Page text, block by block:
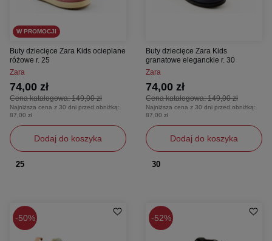
W PROMOCJI
Buty dziecięce Zara Kids ocieplane
różowe r. 25
Zara
Cena katalogowa:149,00 zł
74,00 zł
Najniższa cena z 30 dni przed obniżką:
87,00 zł
Dodaj do koszyka
25
Buty dziecięce Zara Kids
granatowe eleganckie r. 30
Zara
Cena katalogowa:149,00 zł
74,00 zł
Najniższa cena z 30 dni przed obniżką:
87,00 zł
Dodaj do koszyka
30
50% 52%